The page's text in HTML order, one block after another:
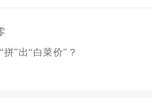
”出“白菜价”？